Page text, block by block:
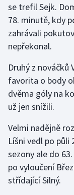
Ragby
Rychlobruslení
Rychlostní
Short track
Sportovní střelba
Stolní tenis
Triatlon
Veslování
se trefil Sejk.
78. minutě, kdy
zahrávali
nepřekonal.
Druhý z nováčků
favorita o body
dvěma góly na
už jen snížili.
Velmi nadějně
Líšni vedl po půli
sezony ale do
po vyloučení
střídající Silný.